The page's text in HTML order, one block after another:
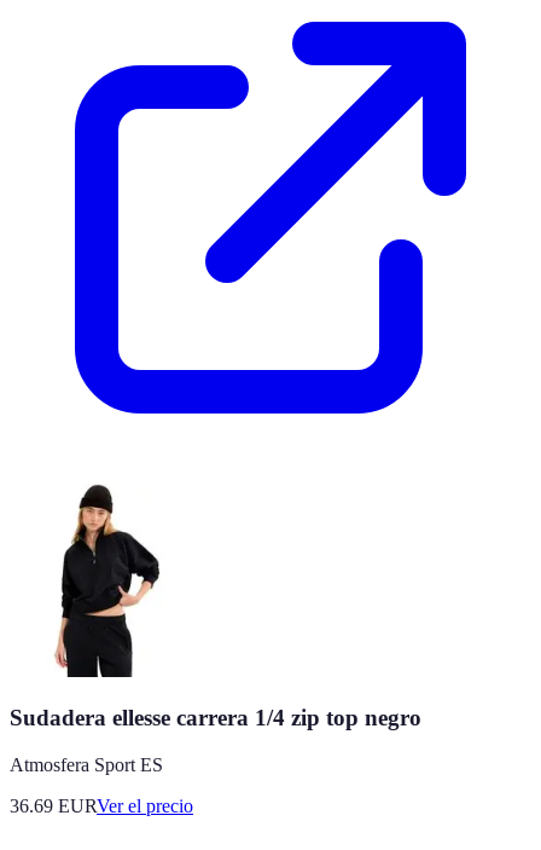
Sudadera ellesse carrera 1/4 zip top negro
Atmosfera Sport ES
36.69 EURVer el precio